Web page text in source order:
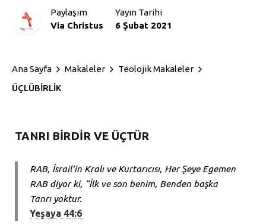
Paylaşım
Via Christus
Yayın Tarihi
6 Şubat 2021
Ana Sayfa Makaleler
Teolojik Makaleler
ÜÇLÜBİRLİK
TANRI BİRDİR VE ÜÇTÜR
RAB, İsrail’in Kralı ve Kurtarıcısı, Her Şeye Egemen
RAB diyor ki, “İlk ve son benim, Benden başka
Tanrı yoktur.
Yeşaya 44:6